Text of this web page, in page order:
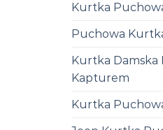
Kurtka
Puchowa
Kurtka Damska
Kapturem
Kurtka